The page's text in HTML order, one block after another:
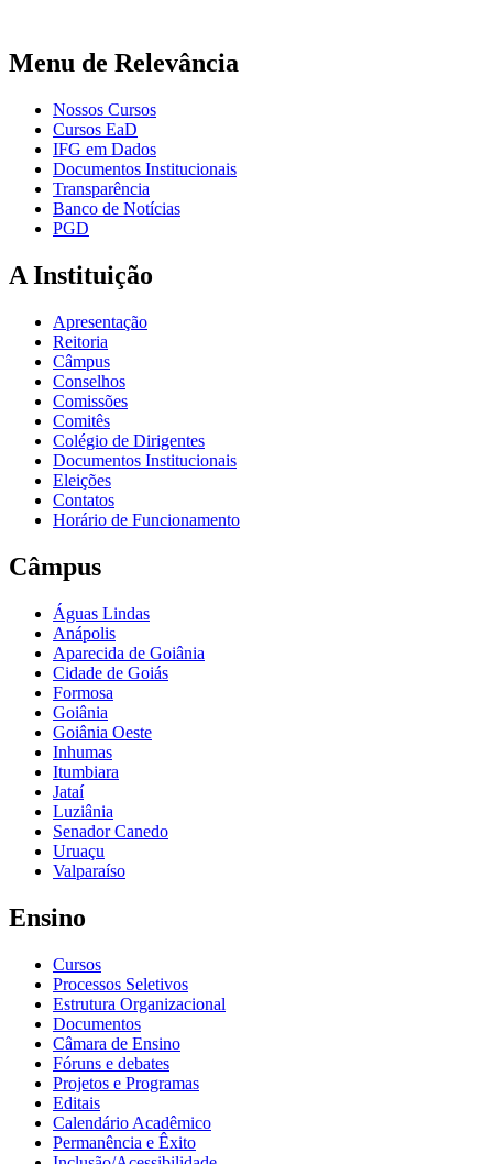
Menu de Relevância
Nossos Cursos
Cursos EaD
IFG em Dados
Documentos Institucionais
Transparência
Banco de Notícias
PGD
A Instituição
Apresentação
Reitoria
Câmpus
Conselhos
Comissões
Comitês
Colégio de Dirigentes
Documentos Institucionais
Eleições
Contatos
Horário de Funcionamento
Câmpus
Águas Lindas
Anápolis
Aparecida de Goiânia
Cidade de Goiás
Formosa
Goiânia
Goiânia Oeste
Inhumas
Itumbiara
Jataí
Luziânia
Senador Canedo
Uruaçu
Valparaíso
Ensino
Cursos
Processos Seletivos
Estrutura Organizacional
Documentos
Câmara de Ensino
Fóruns e debates
Projetos e Programas
Editais
Calendário Acadêmico
Permanência e Êxito